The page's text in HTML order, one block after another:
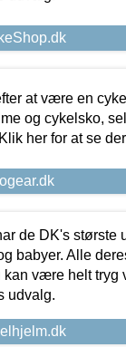
at være en
og cykelsko,
her for at se
de DK's største
babyer. Alle
kan være helt tryg
udvalg.